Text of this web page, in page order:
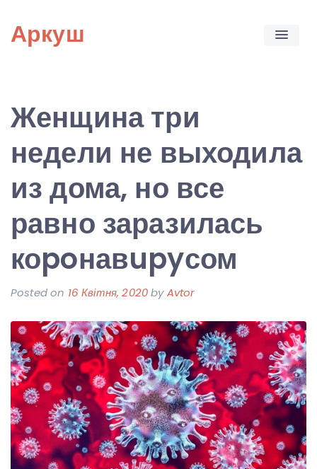
content
Аркуш
Женщина три
недели не выходила
из дома, но все
равно заразилась
коpoнавupyсом
Posted on 16 Квітня, 2020byAvtor